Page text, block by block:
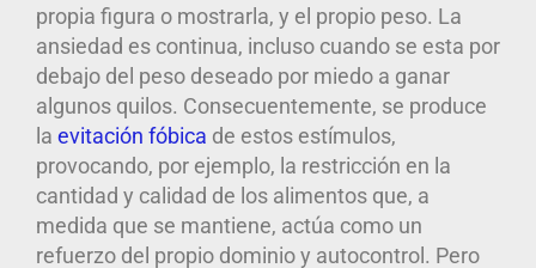
propia figura o mostrarla, y el propio peso. La
ansiedad es continua, incluso cuando se esta por
debajo del peso deseado por miedo a ganar
algunos quilos. Consecuentemente, se produce
la evitación fóbica de estos estímulos,
provocando, por ejemplo, la restricción en la
cantidad y calidad de los alimentos que, a
medida que se mantiene, actúa como un
refuerzo del propio dominio y autocontrol. Pero